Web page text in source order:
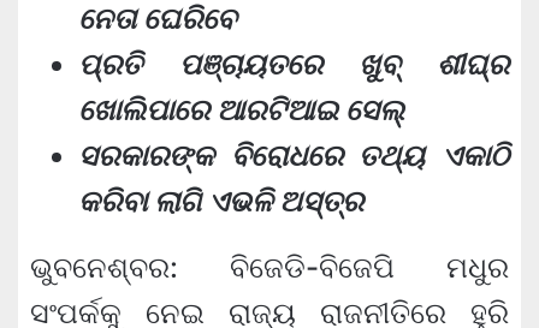
ନେତା ଘେରିବେ
ପ୍ରତି ପଞ୍ଚାୟତରେ ଖୁବ୍ ଶୀଘ୍ର
ଖୋଲିପାରେ ଆରଟିଆଇ ସେଲ୍
ସରକାରଙ୍କ ବିରୋଧରେ ତଥ୍ୟ ଏକାଠି
କରିବା ଲାଗି ଏଭଳି ଅସ୍ତ୍ର
ଭୁବନେଶ୍ବର: ବିଜେଡି-ବିଜେପି ମଧୁର
ସଂପର୍କକୁ ନେଇ ରାଜ୍ୟ ରାଜନୀତିରେ ହୁରି